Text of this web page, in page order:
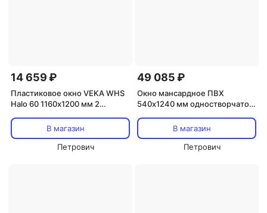
14 659 ₽
Пластиковое окно VEKA WHS
Halo 60 1160х1200 мм 2
поворотно-откидная
однокамерное
В магазин
Петрович
49 085 ₽
Окно мансардное ПВХ
540х1240 мм одностворчатое
комплектующими
В магазин
Петрович